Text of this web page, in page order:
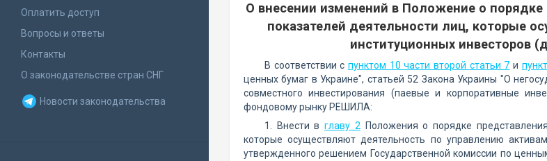
Оплатить доступ
Вопросы и ответы
Контакты
О законодательстве стран СНГ
Новости законодательства
О внесении изменений в Положение о
показателей деятельности лиц, которые
институционных инвесторов
В соответствии спунктом 10 части второй статьи 7 и
ценных бумаг в Украине", статьей 52 Закона Украины "О
совместного инвестирования (паевые и корпоративные
фондовому рынку РЕШИЛА:
1. Внести вглаву 2 Положения о порядке
которые осуществляют деятельность по управлению
утвержденного решением Государственной комиссии по